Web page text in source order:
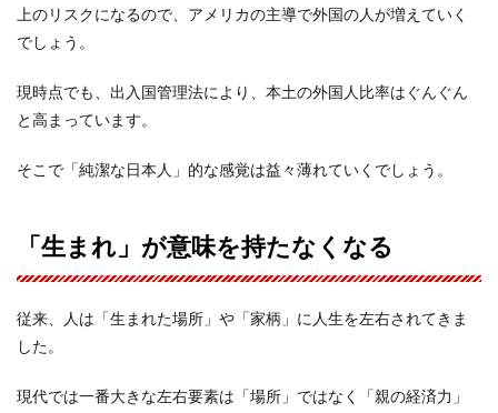
上のリスクになるので、アメリカの主導で外国の人が増えていく
でしょう。
現時点でも、出入国管理法により、本土の外国人比率はぐんぐん
と高まっています。
そこで「純潔な日本人」的な感覚は益々薄れていくでしょう。
「生まれ」が意味を持たなくなる
従来、人は「生まれた場所」や「家柄」に人生を左右されてきま
した。
現代では一番大きな左右要素は「場所」ではなく「親の経済力」